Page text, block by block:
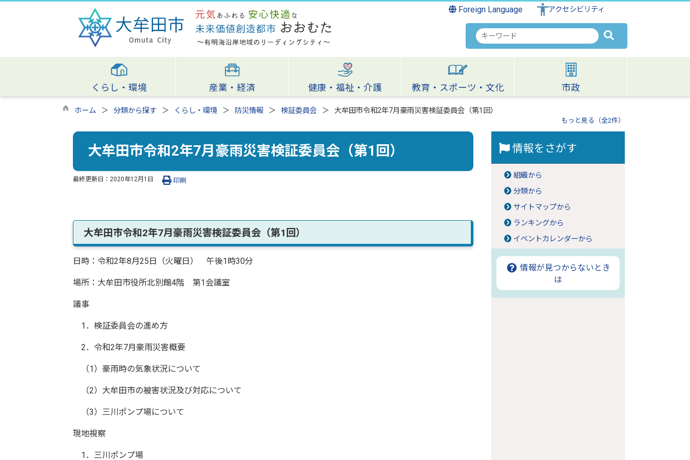
Foreign Language アクセシビリティ
検
索
キ
ワ
ー
ド
くらし・環境 産業・経済 健康・福祉・介護 教育・スポーツ・文化 市政
ホーム 分類から探す くらし・環境 防災情報 検証委員会 大牟田市令和2年7月豪雨災害検証委員会（第1回）
もっと見る（全2件）
大牟田市令和2年7月豪雨災害検証委員会（第1回）
最終更新日： 2020年12月1日 印刷
大牟田市令和2年7月豪雨災害検証委員会（第1回）
日時：令和2年8月25日（火曜日） 午後1時30分
場所：大牟田市役所北別館4階 第1会議室
議事
1．検証委員会の進め方
2．令和2年7月豪雨災害概要
（1）豪雨時の気象状況について
（2）大牟田市の被害状況及び対応について
（3）三川ポンプ場について
現地視察
1．三川ポンプ場
情報をさがす
組織から
分類から
サイトマップから
ランキングから
イベントカレンダーから
情報が見つからないとき
は